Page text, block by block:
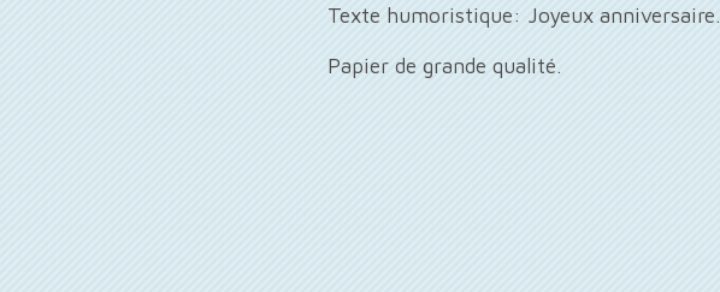
Texte humoristique: Joyeux anniversaire.
Papier de grande qualité.